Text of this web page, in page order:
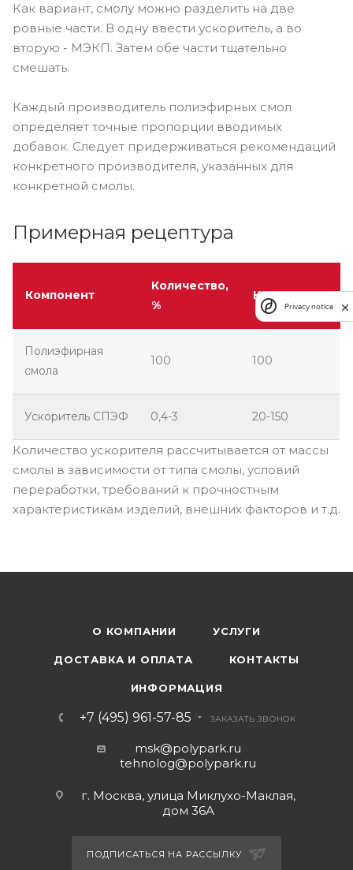
Как вариант, смолу можно разделить на две
ровные части. В одну ввести ускоритель, а во
вторую - МЭКП. Затем обе части тщательно
смешать.
Каждый производитель полиэфирных смол
определяет точные пропорции вводимых
добавок. Следует придерживаться рекомендаций
конкретного производителя, указанных для
конкретной смолы.
Примерная рецептура
Компонент
Количество,
%
Количество, г
Полиэфирная
смола
100 100
Ускоритель СПЭФ 0,4-3 20-150
Количество ускорителя рассчитывается от массы
смолы в зависимости от типа смолы, условий
переработки, требований к прочностным
характеристикам изделий, внешних факторов и т.д.
О КОМПАНИИ УСЛУГИ
ДОСТАВКА И ОПЛАТА КОНТАКТЫ
ИНФОРМАЦИЯ
+7 (495) 961-57-85 ЗАКАЗАТЬ ЗВОНОК
msk@polypark.ru
tehnolog@polypark.ru
г. Москва, улица Миклухо-Маклая,
дом 36А
ПОДПИСАТЬСЯ НА РАССЫЛКУ
Privacy notice